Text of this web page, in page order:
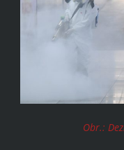
Obr.: